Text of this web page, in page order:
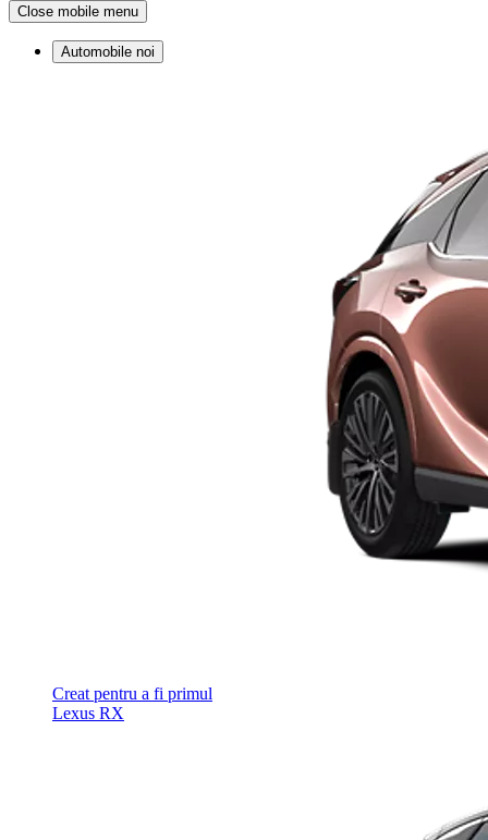
Close mobile menu
Automobile noi
Creat pentru a fi primul
Lexus RX